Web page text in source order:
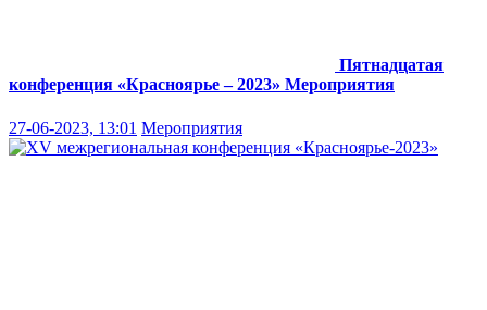
Пятнадцатая
конференция «Красноярье – 2023» Мероприятия
27-06-2023, 13:01 Мероприятия